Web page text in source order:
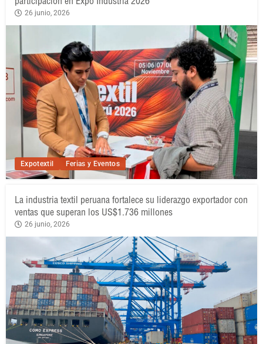
Expotextil Ferias y Eventos
26 junio, 2026
La industria textil peruana fortalece su liderazgo exportador con
ventas que superan los US$1.736 millones
26 junio, 2026